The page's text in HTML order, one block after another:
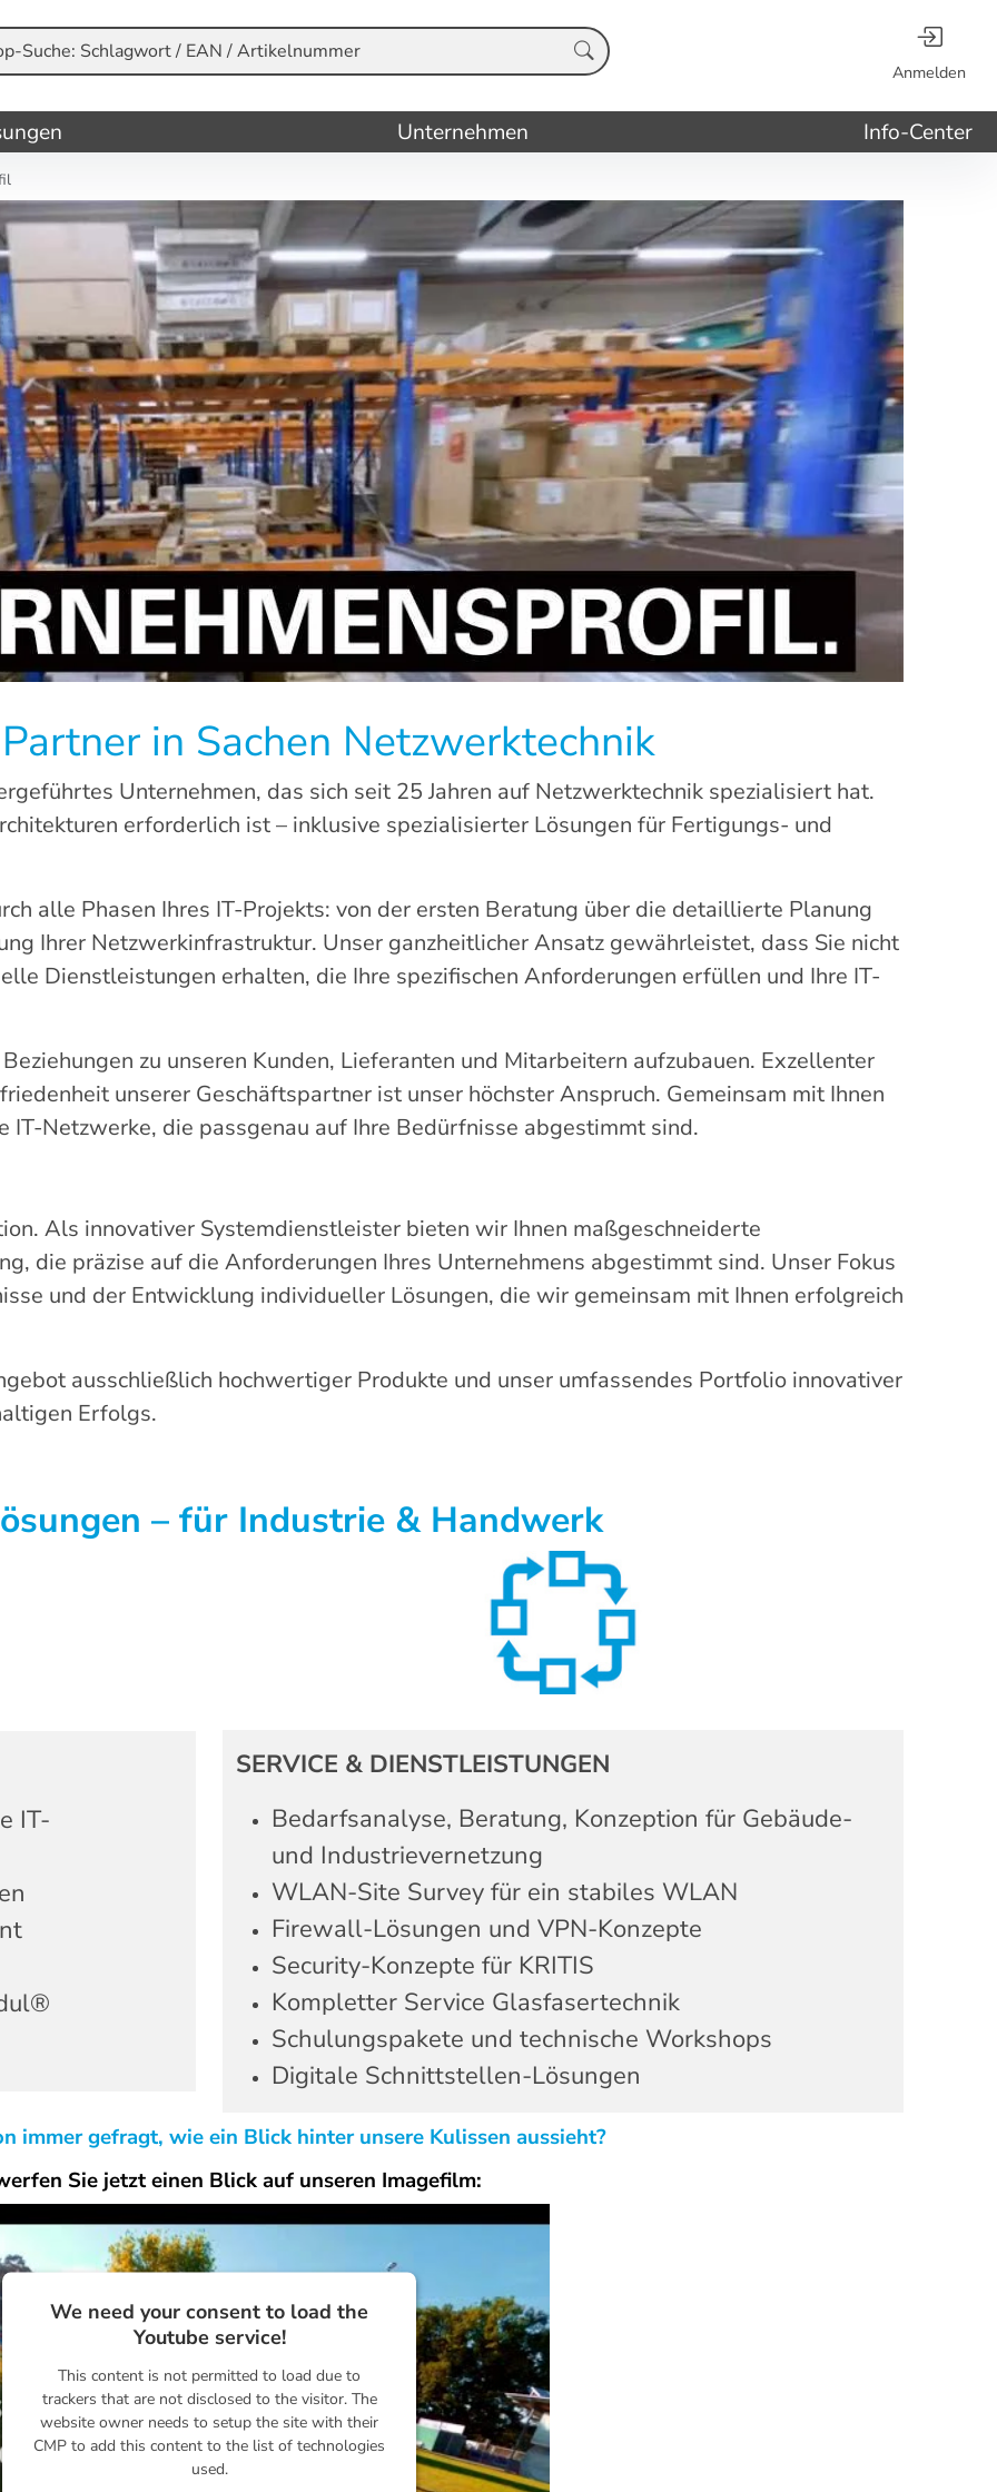
Anmelden
Unternehmen Info-Center
in Sachen Netzwerktechnik
Unternehmen, das sich seit 25 Jahren auf Netzwerktechnik spezialisiert hat.
erforderlich ist – inklusive spezialisierter Lösungen für Fertigungs- und
alle Phasen Ihres IT-Projekts: von der ersten Beratung über die detaillierte Planung
Ihrer Netzwerkinfrastruktur. Unser ganzheitlicher Ansatz gewährleistet, dass Sie nicht
Dienstleistungen erhalten, die Ihre spezifischen Anforderungen erfüllen und Ihre IT-
zu unseren Kunden, Lieferanten und Mitarbeitern aufzubauen. Exzellenter
unserer Geschäftspartner ist unser höchster Anspruch. Gemeinsam mit Ihnen
Netzwerke, die passgenau auf Ihre Bedürfnisse abgestimmt sind.
Als innovativer Systemdienstleister bieten wir Ihnen maßgeschneiderte
die präzise auf die Anforderungen Ihres Unternehmens abgestimmt sind. Unser Fokus
und der Entwicklung individueller Lösungen, die wir gemeinsam mit Ihnen erfolgreich
ausschließlich hochwertiger Produkte und unser umfassendes Portfolio innovativer
Erfolgs.
– für Industrie & Handwerk
IT-
SERVICE & DIENSTLEISTUNGEN
Bedarfsanalyse, Beratung, Konzeption für Gebäude-
und Industrievernetzung
WLAN-Site Survey für ein stabiles WLAN
Firewall-Lösungen und VPN-Konzepte
Security-Konzepte für KRITIS
Kompletter Service Glasfasertechnik
Schulungspakete und technische Workshops
Digitale Schnittstellen-Lösungen
immer gefragt, wie ein Blick hinter unsere Kulissen aussieht?
Sie jetzt einen Blick auf unseren Imagefilm:
We need your consent to load the
Youtube service!
This content is not permitted to load due to
trackers that are not disclosed to the visitor. The
website owner needs to setup the site with their
CMP to add this content to the list of technologies
used.